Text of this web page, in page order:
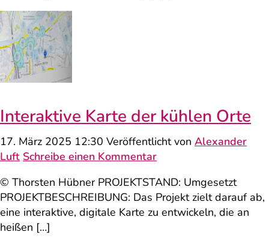
Interaktive Karte der kühlen Orte
17. März 2025 12:30 Veröffentlicht von Alexander
Luft Schreibe einen Kommentar
© Thorsten Hübner PROJEKTSTAND: Umgesetzt
PROJEKTBESCHREIBUNG: Das Projekt zielt darauf ab,
eine interaktive, digitale Karte zu entwickeln, die an
heißen […]